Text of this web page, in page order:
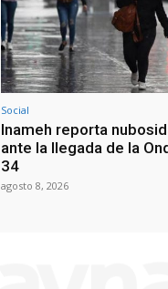
Social
Inameh reporta
ante la llegada de la
34
agosto 8, 2026